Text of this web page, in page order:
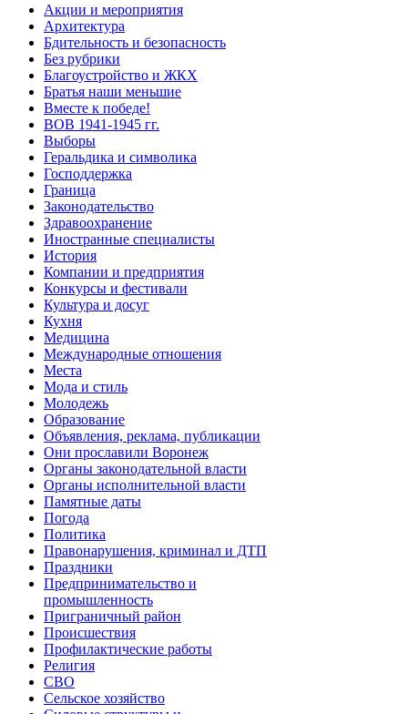
Акции и мероприятия
Архитектура
Бдительность и безопасность
Без рубрики
Благоустройство и ЖКХ
Братья наши меньшие
Вместе к победе!
ВОВ 1941-1945 гг.
Выборы
Геральдика и символика
Господдержка
Граница
Законодательство
Здравоохранение
Иностранные специалисты
История
Компании и предприятия
Конкурсы и фестивали
Культура и досуг
Кухня
Медицина
Международные отношения
Места
Мода и стиль
Молодежь
Образование
Объявления, реклама, публикации
Они прославили Воронеж
Органы законодательной власти
Органы исполнительной власти
Памятные даты
Погода
Политика
Правонарушения, криминал и ДТП
Праздники
Предпринимательство и
промышленность
Приграничный район
Происшествия
Профилактические работы
Религия
СВО
Сельское хозяйство